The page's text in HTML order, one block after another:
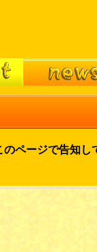
ページで告知し